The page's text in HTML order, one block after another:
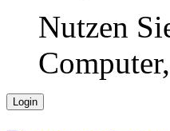
Nutzen